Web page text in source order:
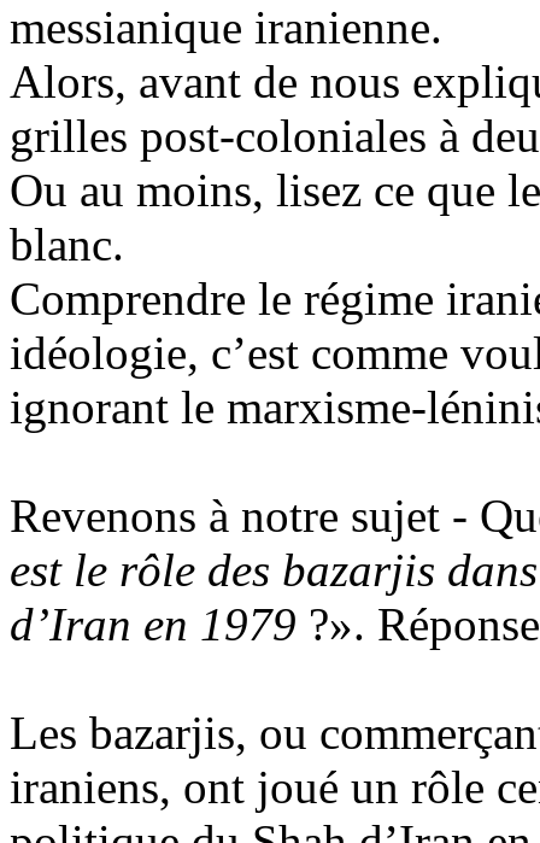
messianique iranienne.
Alors, avant de nous
grilles post-coloniales à
Ou au moins, lisez ce que
blanc.
Comprendre le régime
idéologie, c’est comme
ignorant le marxisme-
Revenons à notre sujet -
est le rôle des bazarjis
d’Iran en 1979 ?».
Les bazarjis, ou
iraniens, ont joué un rôle